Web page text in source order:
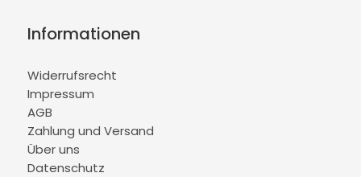
Informationen
Widerrufsrecht
Impressum
AGB
Zahlung und Versand
Über uns
Datenschutz